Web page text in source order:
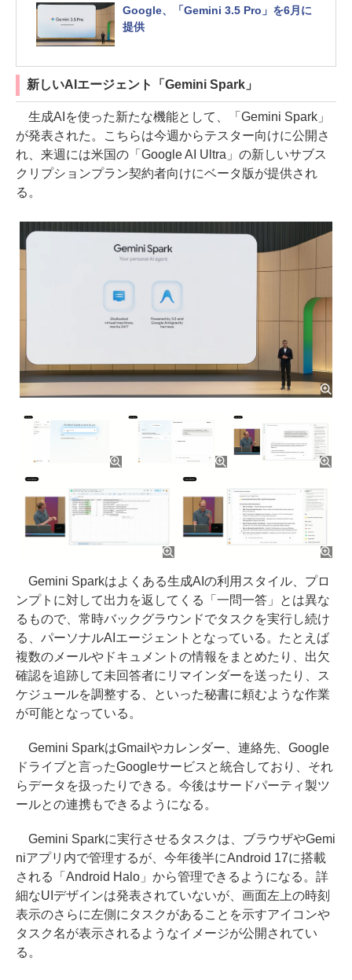
Google、「Gemini 3.5 Pro」を6月に
提供
新しいAIエージェント「Gemini Spark」
生成AIを使った新たな機能として、「Gemini Spark」
が発表された。こちらは今週からテスター向けに公開さ
れ、来週には米国の「Google AI Ultra」の新しいサブス
クリプションプラン契約者向けにベータ版が提供され
る。
Gemini Sparkはよくある生成AIの利用スタイル、プロ
ンプトに対して出力を返してくる「一問一答」とは異な
るもので、常時バックグラウンドでタスクを実行し続け
る、パーソナルAIエージェントとなっている。たとえば
複数のメールやドキュメントの情報をまとめたり、出欠
確認を追跡して未回答者にリマインダーを送ったり、ス
ケジュールを調整する、といった秘書に頼むような作業
が可能となっている。
Gemini SparkはGmailやカレンダー、連絡先、Google
ドライブと言ったGoogleサービスと統合しており、それ
らデータを扱ったりできる。今後はサードパーティ製ツ
ールとの連携もできるようになる。
Gemini Sparkに実行させるタスクは、ブラウザやGemi
niアプリ内で管理するが、今年後半にAndroid 17に搭載
される「Android Halo」から管理できるようになる。詳
細なUIデザインは発表されていないが、画面左上の時刻
表示のさらに左側にタスクがあることを示すアイコンや
タスク名が表示されるようなイメージが公開されてい
る。